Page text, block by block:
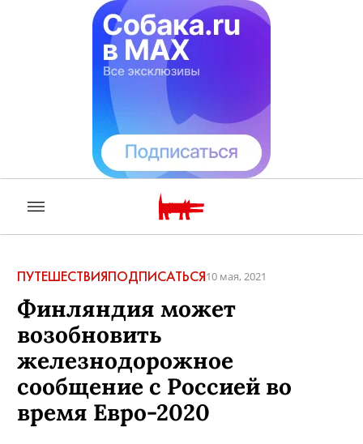
ПУТЕШЕСТВИЯПОДПИСАТЬСЯ10 мая, 2021
Финляндия может
возобновить
железнодорожное
сообщение с Россией во
время Евро-2020